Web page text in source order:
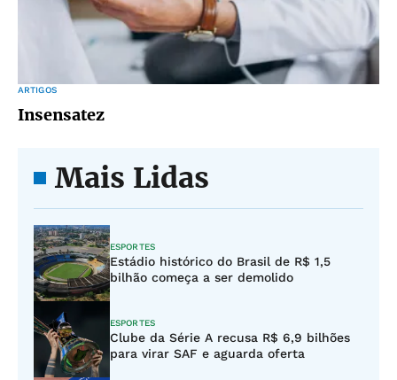
ARTIGOS
Insensatez
Mais Lidas
ESPORTES
Estádio histórico do Brasil de R$ 1,5
bilhão começa a ser demolido
ESPORTES
Clube da Série A recusa R$ 6,9 bilhões
para virar SAF e aguarda oferta